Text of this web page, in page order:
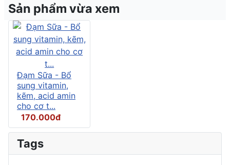
Sản phẩm vừa xem
Đạm Sữa - Bổ
sung vitamin,
kẽm, acid amin
cho cơ t...
170.000đ
Tags